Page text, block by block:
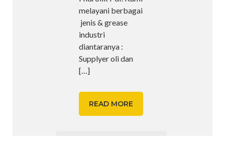
melayani berbagai
jenis & grease
industri
diantaranya :
Supplyer oli dan
[…]
READ MORE